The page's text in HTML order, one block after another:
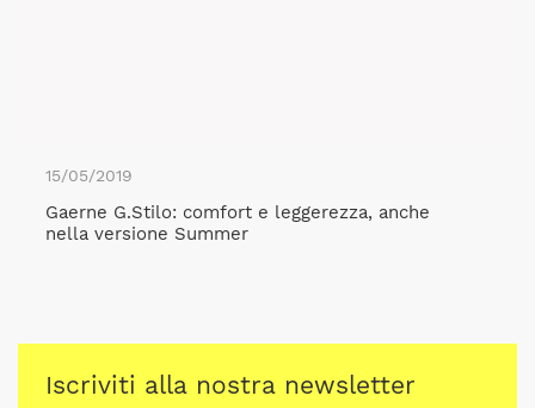
15/05/2019
Gaerne G.Stilo: comfort e leggerezza, anche
nella versione Summer
Iscriviti alla nostra newsletter